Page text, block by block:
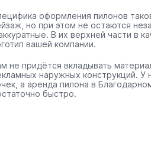
оформления пилонов
но при этом не остаются
В их верхней части в
вашей компании.
не придётся вкладывать
наружных конструкций. У
а аренда пилона в
быстро.